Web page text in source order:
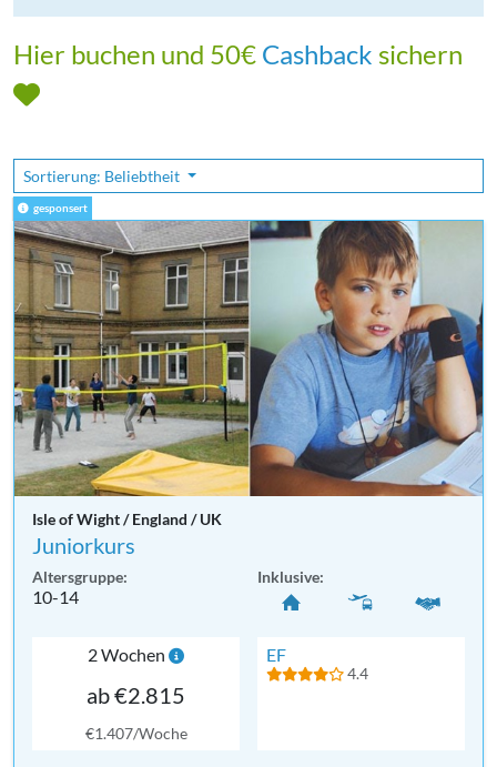
Hier buchen und 50€ Cashback sichern
Sortierung: Beliebtheit
gesponsert
Isle of Wight / England / UK
Juniorkurs
Altersgruppe:
10-14
Inklusive:
2 Wochen
ab €2.815
€1.407/Woche
EF
4.4